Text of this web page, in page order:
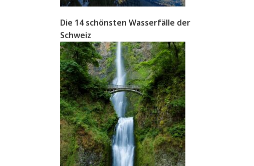
Die 14 schönsten Wasserfälle der
Schweiz